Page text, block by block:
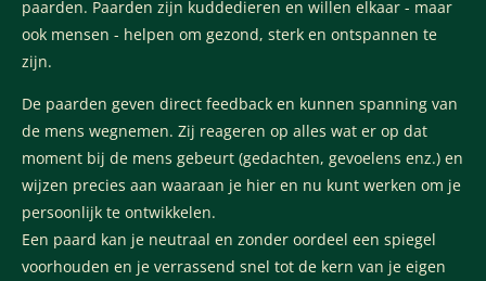
paarden. Paarden zijn kuddedieren en willen elkaar - maar
ook mensen - helpen om gezond, sterk en ontspannen te
zijn.
De paarden geven direct feedback en kunnen spanning van
de mens wegnemen. Zij reageren op alles wat er op dat
moment bij de mens gebeurt (gedachten, gevoelens enz.) en
wijzen precies aan waaraan je hier en nu kunt werken om je
persoonlijk te ontwikkelen.
Een paard kan je neutraal en zonder oordeel een spiegel
voorhouden en je verrassend snel tot de kern van je eigen